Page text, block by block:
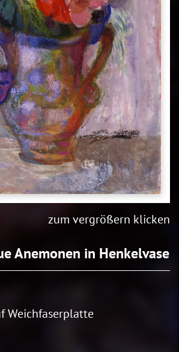
zum vergrößern klicken
Anemonen in Henkelvase
Weichfaserplatte